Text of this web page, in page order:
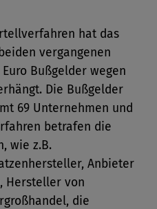
hat das
vergangenen
Bußgelder wegen
Die Bußgelder
69 Unternehmen und
betrafen die
wie z.B.
Anbieter
Hersteller von
die